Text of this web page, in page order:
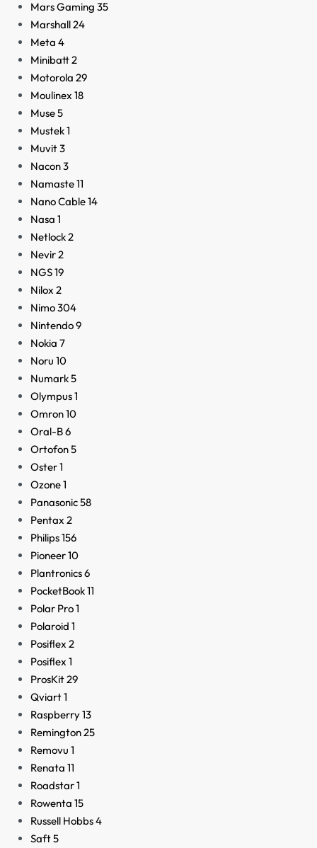
Mars Gaming 35
Marshall24
Meta 4
Minibatt2
Motorola 29
Moulinex 18
Muse5
Mustek1
Muvit3
Nacon3
Namaste11
Nano Cable14
Nasa 1
Netlock2
Nevir2
NGS19
Nilox 2
Nimo304
Nintendo9
Nokia 7
Noru 10
Numark5
Olympus1
Omron10
Oral-B6
Ortofon5
Oster1
Ozone1
Panasonic58
Pentax 2
Philips156
Pioneer10
Plantronics6
PocketBook11
Polar Pro1
Polaroid 1
Posiflex 2
Posiflex 1
ProsKit29
Qviart1
Raspberry13
Remington25
Removu 1
Renata 11
Roadstar1
Rowenta 15
Russell Hobbs4
Saft5